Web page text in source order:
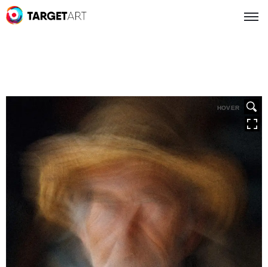
HOVER